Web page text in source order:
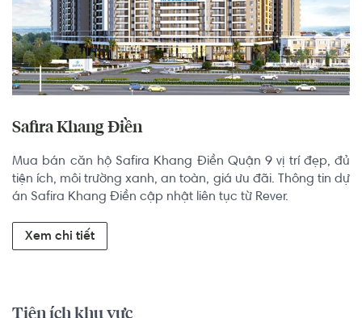
Safira Khang Điền
Mua bán căn hộ Safira Khang Điền Quận 9 vị trí đẹp, đủ
tiện ích, môi trường xanh, an toàn, giá ưu đãi. Thông tin dự
án Safira Khang Điền cập nhật liên tục từ Rever.
Xem chi tiết
Tiện ích khu vực